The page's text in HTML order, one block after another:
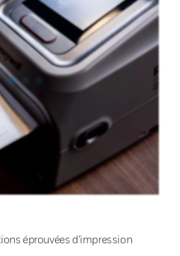
éprouvées d’impression